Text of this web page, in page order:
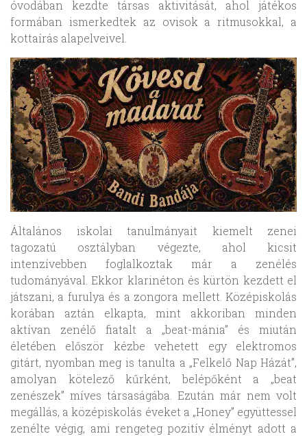
óvodában kezdte társas aktivitását, ahol játékos
formában ismerkedtek az ovisok a ritmusokkal, a
kottaírás alapelveivel.
Általános iskolai tanulmányait kiemelt zenei
tagozatú osztályban végezte, ahol kicsit
intenzívebben foglalkoztak már a zenélés
tudományával. Ekkor klarinéton és kürtön kezdett el
játszani, a furulya és a zongora mellett. Középiskolás
korában aztán elkapta, mint akkoriban minden
aktívan zenélő fiatalt a „beat-mánia” és miután
életében először kézbe vehetett egy elektromos
gitárt, nyomban meg is tanulta a „Felkelő Nap Házát”,
amolyan kötelező kűrként, belépőként a „beat
zenészek” míves társaságába. Ezután már nem volt
megállás, a középiskolás éveket a „Honey” együttessel
zenélte végig, ami rengeteg pozitív élményt adott a